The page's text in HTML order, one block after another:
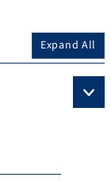
Expand All